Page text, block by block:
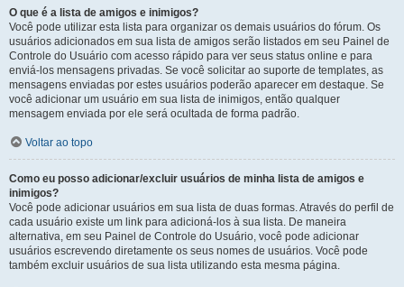
O que é a lista de amigos e inimigos?
Você pode utilizar esta lista para organizar os demais usuários do fórum. Os
usuários adicionados em sua lista de amigos serão listados em seu Painel de
Controle do Usuário com acesso rápido para ver seus status online e para
enviá-los mensagens privadas. Se você solicitar ao suporte de templates, as
mensagens enviadas por estes usuários poderão aparecer em destaque. Se
você adicionar um usuário em sua lista de inimigos, então qualquer
mensagem enviada por ele será ocultada de forma padrão.
Voltar ao topo
Como eu posso adicionar/excluir usuários de minha lista de amigos e
inimigos?
Você pode adicionar usuários em sua lista de duas formas. Através do perfil de
cada usuário existe um link para adicioná-los à sua lista. De maneira
alternativa, em seu Painel de Controle do Usuário, você pode adicionar
usuários escrevendo diretamente os seus nomes de usuários. Você pode
também excluir usuários de sua lista utilizando esta mesma página.